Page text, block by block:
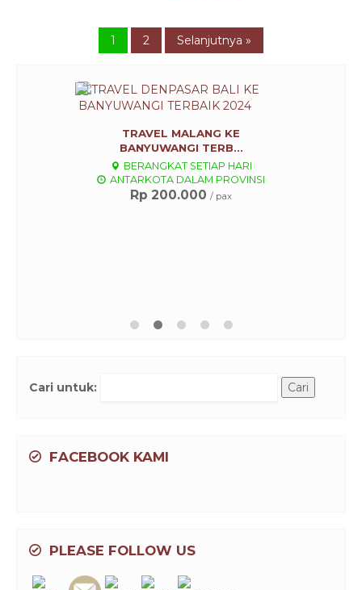
1 2 Selanjutnya »
TRAVEL MALANG KE
BANYUWANGI TERB...
BERANGKAT SETIAP HARI
ANTARKOTA DALAM PROVINSI
Rp 200.000 / pax
Cari untuk:
FACEBOOK KAMI
PLEASE FOLLOW US